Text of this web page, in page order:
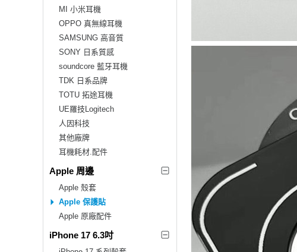
MI 小米耳機
OPPO 真無線耳機
SAMSUNG 高音質
SONY 日系質感
soundcore 藍牙耳機
TDK 日系品牌
TOTU 拓途耳機
UE羅技Logitech
人因科技
其他廠牌
耳機耗材.配件
Apple 周邊
Apple 殼套
Apple 保護貼
Apple 原廠配件
iPhone 17 6.3吋